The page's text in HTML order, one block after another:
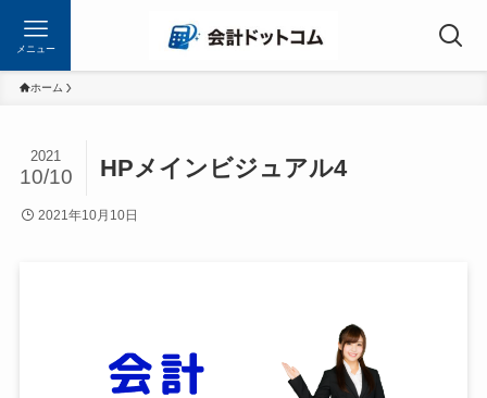
メニュー
ホーム
HPメインビジュアル4
2021
10/10
2021年10月10日